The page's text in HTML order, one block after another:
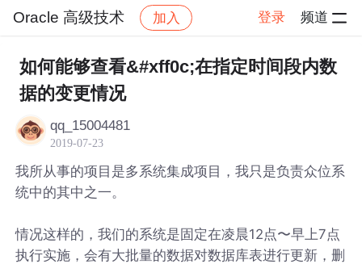
Oracle 高级技术 加入 登录 频道
社区 Oracle 高级技术 帖子详情
如何能够查看&#xff0c;在指定时间段内数
据的变更情况
qq_15004481
2019-07-23
我所从事的项目是多系统集成项目，我只是负责众位系
统中的其中之一。
情况这样的，我们的系统是固定在凌晨12点〜早上7点
执行实施，会有大批量的数据对数据库表进行更新，删